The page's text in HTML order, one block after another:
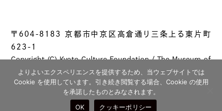
よりよいエクスペリエンスを提供するため、当ウェブサイトでは
Cookie を使用しています。引き続き閲覧する場合、Cookie の使用
を承諾したものとみなされます。
OK
クッキーポリシー
〒604-8183 京都市中京区高倉通り三条上る東片町
623-1
Copyright (C) Kyoto Culture Foundation / The Museum of
Kyoto All rights reserved.